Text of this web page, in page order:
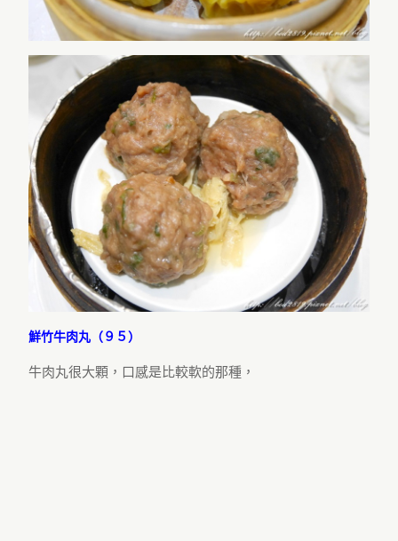
鮮竹牛肉丸（９５）
牛肉丸很大顆，口感是比較軟的那種，